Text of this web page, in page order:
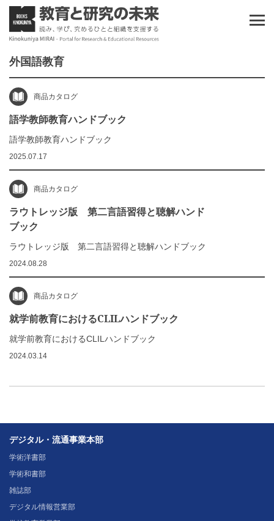
外国語教育
商品カタログ
語学教師教育ハンドブック
語学教師教育ハンドブック
2025.07.17
商品カタログ
ラウトレッジ版 第二言語習得と聴解ハンド
ブック
ラウトレッジ版 第二言語習得と聴解ハンドブック
2024.08.28
商品カタログ
就学前教育におけるCLILハンドブック
就学前教育におけるCLILハンドブック
2024.03.14
デジタル・流通事業本部
学術洋書部
学術和書部
雑誌部
デジタル情報営業部